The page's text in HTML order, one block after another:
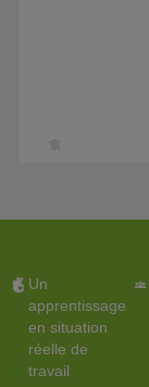
Un
apprentissage
en situation
réelle de
travail